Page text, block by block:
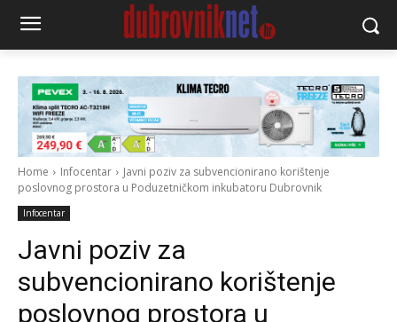
Home Infocentar
Javni poziv za subvencionirano korištenje
poslovnog prostora u Poduzetničkom inkubatoru Dubrovnik
Infocentar
Javni poziv za
subvencionirano korištenje
poslovnog prostora u